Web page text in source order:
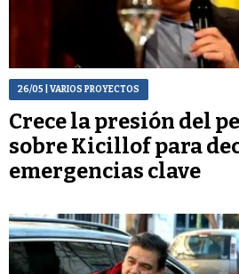
26/05 | VARIOS PROYECTOS
Crece la presión del
sobre Kicillof para
emergencias clave